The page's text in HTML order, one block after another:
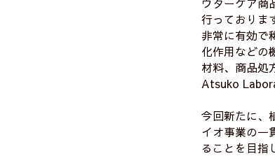
行っておりま
非常に有効で
化作用などの
材料、商品処
Atsuko
今回新たに、
イオ事業の一
ることを目指